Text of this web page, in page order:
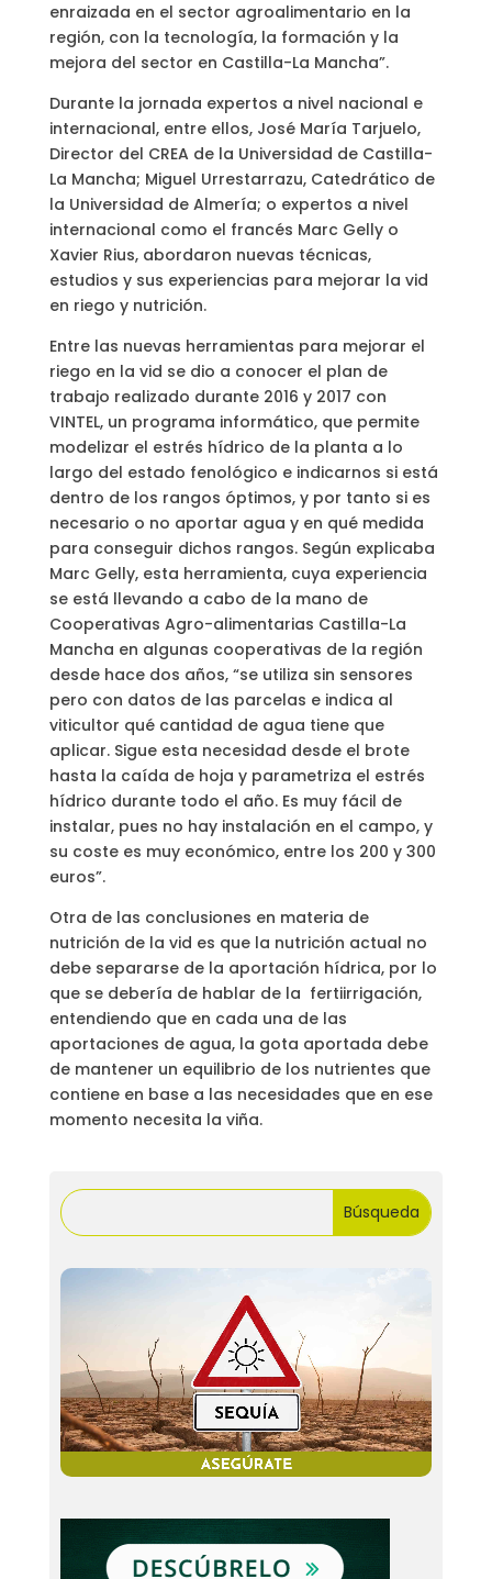
enraizada en el sector agroalimentario en la
región, con la tecnología, la formación y la
mejora del sector en Castilla-La Mancha”.
Durante la jornada expertos a nivel nacional e
internacional, entre ellos, José María Tarjuelo,
Director del CREA de la Universidad de Castilla-
La Mancha; Miguel Urrestarrazu, Catedrático de
la Universidad de Almería; o expertos a nivel
internacional como el francés Marc Gelly o
Xavier Rius, abordaron nuevas técnicas,
estudios y sus experiencias para mejorar la vid
en riego y nutrición.
Entre las nuevas herramientas para mejorar el
riego en la vid se dio a conocer el plan de
trabajo realizado durante 2016 y 2017 con
VINTEL, un programa informático, que permite
modelizar el estrés hídrico de la planta a lo
largo del estado fenológico e indicarnos si está
dentro de los rangos óptimos, y por tanto si es
necesario o no aportar agua y en qué medida
para conseguir dichos rangos. Según explicaba
Marc Gelly, esta herramienta, cuya experiencia
se está llevando a cabo de la mano de
Cooperativas Agro-alimentarias Castilla-La
Mancha en algunas cooperativas de la región
desde hace dos años, “se utiliza sin sensores
pero con datos de las parcelas e indica al
viticultor qué cantidad de agua tiene que
aplicar. Sigue esta necesidad desde el brote
hasta la caída de hoja y parametriza el estrés
hídrico durante todo el año. Es muy fácil de
instalar, pues no hay instalación en el campo, y
su coste es muy económico, entre los 200 y 300
euros”.
Otra de las conclusiones en materia de
nutrición de la vid es que la nutrición actual no
debe separarse de la aportación hídrica, por lo
que se debería de hablar de la fertiirrigación,
entendiendo que en cada una de las
aportaciones de agua, la gota aportada debe
de mantener un equilibrio de los nutrientes que
contiene en base a las necesidades que en ese
momento necesita la viña.